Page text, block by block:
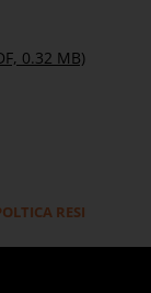
0.32 MB)
RESI